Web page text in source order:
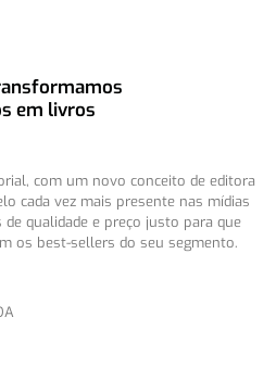
em livros
com um novo conceito de editora
cada vez mais presente nas mídias
qualidade e preço justo para que
os best-sellers do seu segmento.